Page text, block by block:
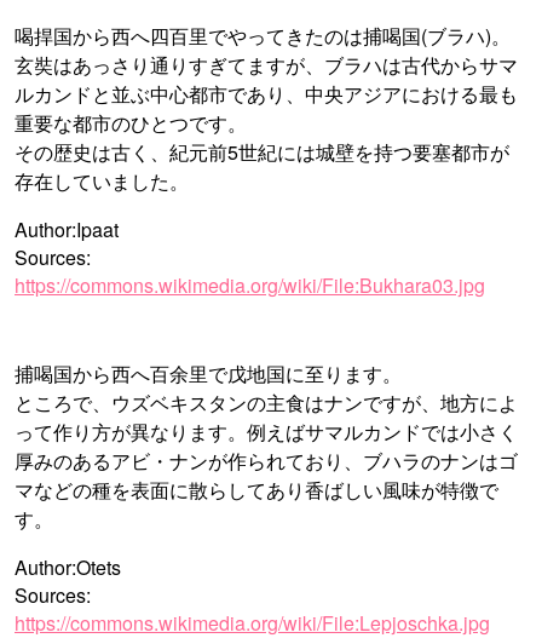
喝捍国から西へ四百里でやってきたのは捕喝国(ブラハ)。
玄奘はあっさり通りすぎてますが、ブラハは古代からサマ
ルカンドと並ぶ中心都市であり、中央アジアにおける最も
重要な都市のひとつです。
その歴史は古く、紀元前5世紀には城壁を持つ要塞都市が
存在していました。
Author:Ipaat
Sources:
https://commons.wikimedia.org/wiki/File:Bukhara03.jpg
捕喝国から西へ百余里で戊地国に至ります。
ところで、ウズベキスタンの主食はナンですが、地方によ
って作り方が異なります。例えばサマルカンドでは小さく
厚みのあるアビ・ナンが作られており、ブハラのナンはゴ
マなどの種を表面に散らしてあり香ばしい風味が特徴で
す。
Author:Otets
Sources:
https://commons.wikimedia.org/wiki/File:Lepjoschka.jpg